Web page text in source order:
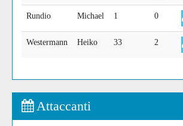
Rundio Michael 1 0
Westermann Heiko 33 2
Attaccanti